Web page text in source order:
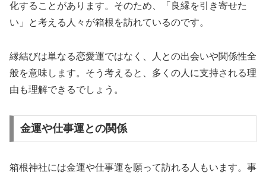
化することがあります。そのため、「良縁を引き寄せた
い」と考える人々が箱根を訪れているのです。
縁結びは単なる恋愛運ではなく、人との出会いや関係性全
般を意味します。そう考えると、多くの人に支持される理
由も理解できるでしょう。
金運や仕事運との関係
箱根神社には金運や仕事運を願って訪れる人もいます。事